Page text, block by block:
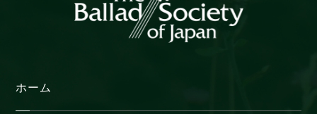
ホーム